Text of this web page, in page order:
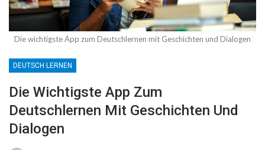
Die wichtigste App zum Deutschlernen mit Geschichten und Dialogen
DEUTSCH LERNEN
Die Wichtigste App Zum
Deutschlernen Mit Geschichten Und
Dialogen